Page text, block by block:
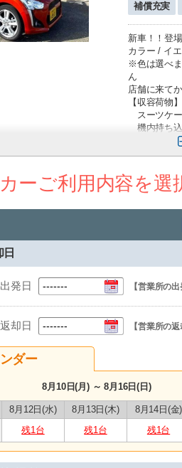
補償充実
新車！！登
カラー / イ
※色は選べ
店舗に来て
【収容荷物】
スーツケ
機内持ち
※オープン
お持ちいた
□下地島空港
オプション
Bluetooth・
■受付、返却
時間外での
■空港送迎
【ご予約時
送迎をご利
前日にショ
・対人補償/
・対物補償/
(免責
・車両補償/
(免責
・人身傷害
(但しレン
ーご利用内容を選
出発日 【営業所の出
返却日 【営業所の返
ダー
8月10日(月) ～ 8月16日(日)
8月12日(水) 8月13日(木) 8月14日(金)
残1台 残1台 残1台